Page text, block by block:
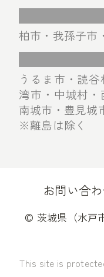
柏市・我孫子市
うるま市・読
湾市・中城村
南城市・豊見城
※離島は除く
お問い合
© 茨城県（水戸
This site is